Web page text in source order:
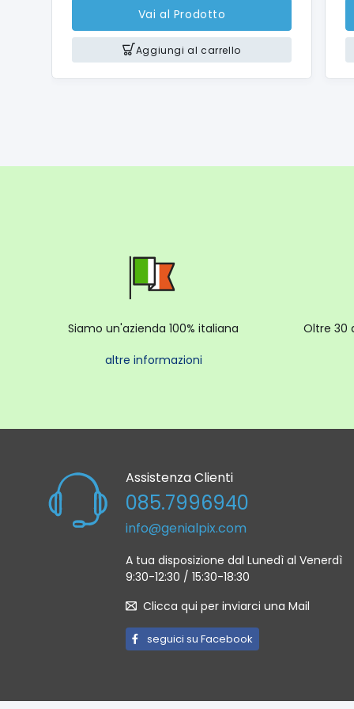
Immagini
Da
Da
Uscita
Vai al Prodotto
Aggiungi al carrello
Siamo un'azienda 100% italiana
altre informazioni
Oltre 30
Assistenza Clienti
085.7996940
info@genialpix.com
A tua disposizione dal Lunedì al Venerdì
9:30-12:30 / 15:30-18:30
Clicca qui per inviarci una Mail
seguici su Facebook